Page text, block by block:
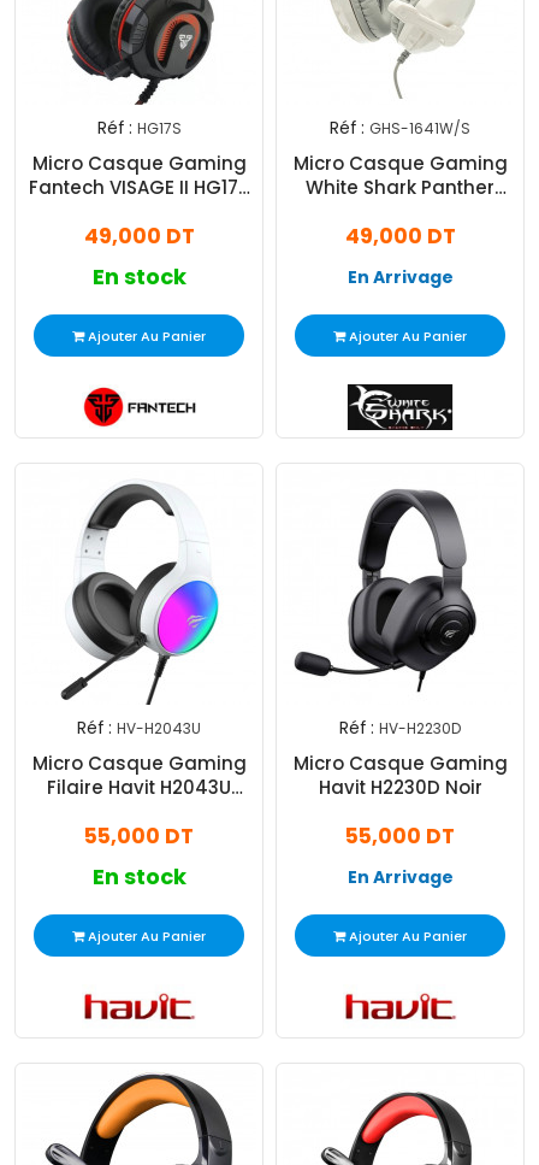
Réf : HG17S
Micro Casque Gaming
Fantech VISAGE II HG17S
49,000 DT
En stock
Ajouter Au Panier
Réf : GHS-1641W/S
Micro Casque Gaming
White Shark Panther
1641W/S
49,000 DT
En Arrivage
Ajouter Au Panier
Réf : HV-H2043U
Micro Casque Gaming
Filaire Havit H2043U
55,000 DT
En stock
Ajouter Au Panier
Réf : HV-H2230D
Micro Casque Gaming
Havit H2230D Noir
55,000 DT
En Arrivage
Ajouter Au Panier